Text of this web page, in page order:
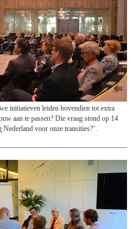
initiatieven leiden bovendien tot extra
aan te passen? Die vraag stond op 14
voor onze transities?’.